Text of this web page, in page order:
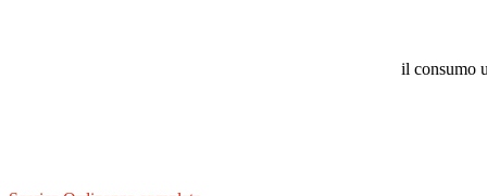
il consumo